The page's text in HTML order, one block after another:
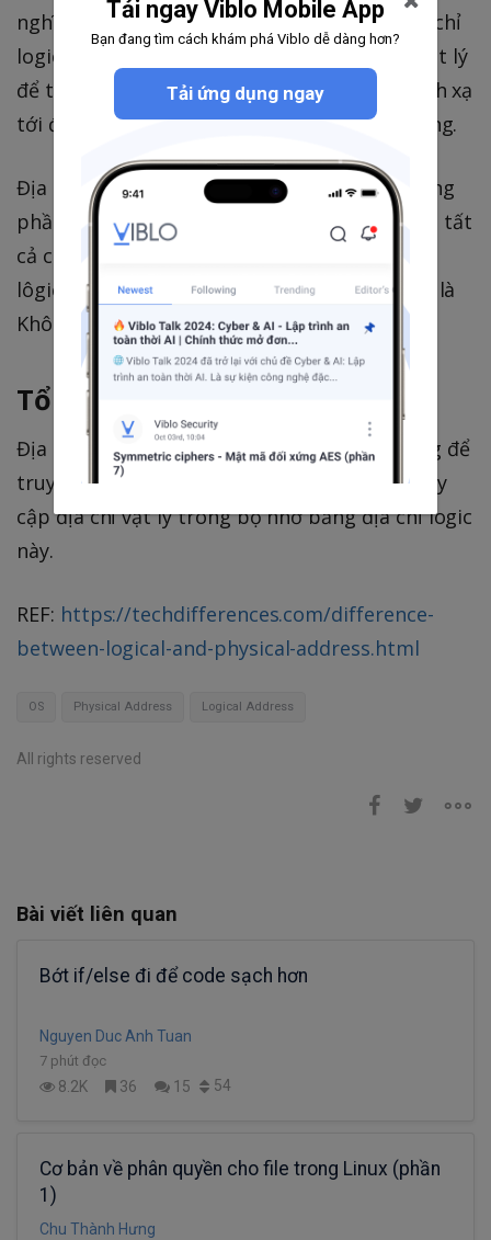
nghĩ rằng chương trình đang chạy trong địa chỉ
logic này. Nhưng chương trình cần bộ nhớ vật lý
để thực thi. Do đó, địa chỉ logic phải được ánh xạ
tới địa chỉ vật lý trước khi chúng được sử dụng.
Địa chỉ logic được ánh xạ tới địa chỉ vật lý bằng
phần cứng gọi là Bộ quản lý bộ nhớ. Tập hợp tất
cả các địa chỉ vật lý tương ứng với các địa chỉ
lôgic trong không gian địa chỉ lôgic được gọi là
Không gian địa chỉ vật lý.
Tổng kết
Địa chỉ logic là một tham chiếu được sử dụng để
truy cập địa chỉ vật lý. Người dùng có thể truy
cập địa chỉ vật lý trong bộ nhớ bằng địa chỉ logic
này.
REF: https://techdifferences.com/difference-
between-logical-and-physical-address.html
OS Physical Address Logical Address
All rights reserved
Bài viết liên quan
Bớt if/else đi để code sạch hơn
Nguyen Duc Anh Tuan
7 phút đọc
8.2K 36 15 54
Cơ bản về phân quyền cho file trong Linux (phần
1)
Chu Thành Hưng
Tải ngay Viblo Mobile App
Bạn đang tìm cách khám phá Viblo dễ dàng hơn?
Tải ứng dụng ngay